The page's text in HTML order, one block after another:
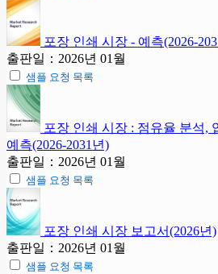
포장 인쇄 시장 - 예측(2026-
출판일：2026년 01월
샘플 요청 목록
포장 인쇄 시장 : 점유율 분석,
예측(2026-2031년)
출판일：2026년 01월
샘플 요청 목록
포장 인쇄 시장 보고서(2026년)
출판일：2026년 01월
샘플 요청 목록